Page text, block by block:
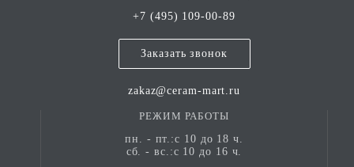
орнаментальные модели (Huerta, Carmen,
Sorolla) вписываются в средиземноморский,
прованс, эклектичный и бохо стили;
монохромный Barcelona Blanco работает в
+7 (495) 109-00-89
Заказать звонок
zakaz@ceram-mart.ru
РЕЖИМ РАБОТЫ
пн. - пт.:с 10 до 18 ч.
сб. - вс.:с 10 до 16 ч.